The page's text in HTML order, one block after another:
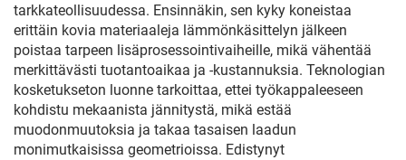
tarkkateollisuudessa. Ensinnäkin, sen kyky koneistaa
erittäin kovia materiaaleja lämmönkäsittelyn jälkeen
poistaa tarpeen lisäprosessointivaiheille, mikä vähentää
merkittävästi tuotantoaikaa ja -kustannuksia. Teknologian
kosketukseton luonne tarkoittaa, ettei työkappaleeseen
kohdistu mekaanista jännitystä, mikä estää
muodonmuutoksia ja takaa tasaisen laadun
monimutkaisissa geometrioissa. Edistynyt